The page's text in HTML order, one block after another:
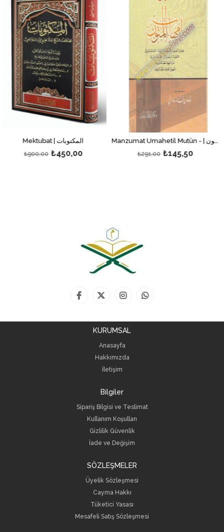
Mektubat | المكتوبات
₺450,00
Manzumat Umahetil Mutün - | منظومات أمهات المتون
₺145,50
KURUMSAL
Anasayfa
Hakkımızda
İletişim
Bilgiler
Sipariş Bilgisi ve Teslimat
Kullanım Koşulları
Gizlilik Güvenlik
İade ve Değişim
SÖZLEŞMELER
Üyelik Sözleşmesi
Cayma Hakkı
Tüketici Yasası
Mesafeli Satış Sözleşmesi